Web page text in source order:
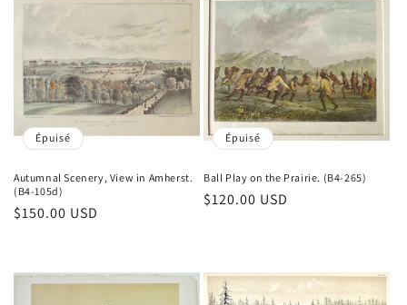
Épuisé
Autumnal Scenery, View in Amherst.
(B4-105d)
Prix
$150.00 USD
Épuisé
Ball Play on the Prairie. (B4-265)
Prix
$120.00 USD